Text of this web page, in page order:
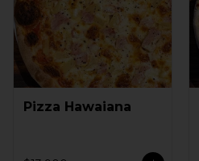
Pizza Hawaiana